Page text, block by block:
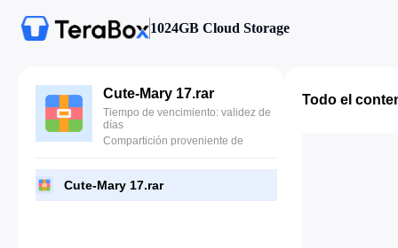
1024GB Cloud Storage
Cute-Mary 17.rar
Tiempo de vencimiento: validez de
días
Compartición proveniente de
Cute-Mary 17.rar
Todo el